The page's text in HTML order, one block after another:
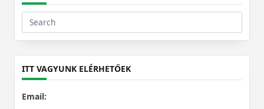
Search
for:
ITT VAGYUNK ELÉRHETŐEK
Email: